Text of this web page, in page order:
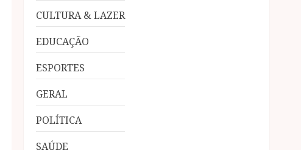
CULTURA & LAZER
EDUCAÇÃO
ESPORTES
GERAL
POLÍTICA
SAÚDE